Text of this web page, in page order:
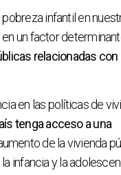
infantil en
un factor
relacionadas con
en las políticas de
tenga acceso a una
de la vivienda
infancia y la